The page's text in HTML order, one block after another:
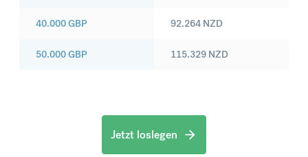
40.000GBP
50.000GBP
92.264 NZD
115.329 NZD
Jetzt loslegen